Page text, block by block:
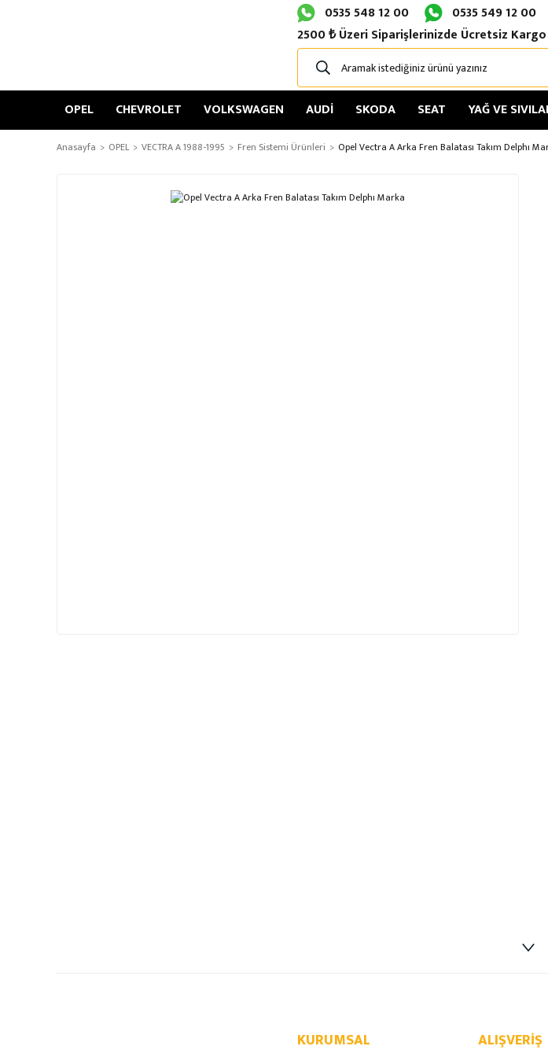
0535 548 12 00 0535 549 12 00
2500 ₺ Üzeri Siparişlerinizde Ücretsiz
OPEL CHEVROLET VOLKSWAGEN AUDİ SKODA SEAT YAĞ VE
Anasayfa OPEL VECTRA A 1988-1995 Fren Sistemi Ürünleri Opel Vectra A Arka Fren Balatası Takım Delphı
KURUMSAL ALIŞVERIŞ